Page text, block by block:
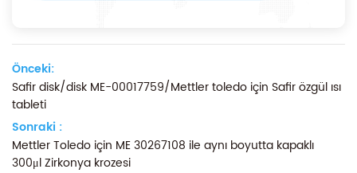
Önceki:
Safir disk/disk ME-00017759/Mettler toledo için Safir özgül ısı
tableti
Sonraki :
Mettler Toledo için ME 30267108 ile aynı boyutta kapaklı
300μl Zirkonya krozesi